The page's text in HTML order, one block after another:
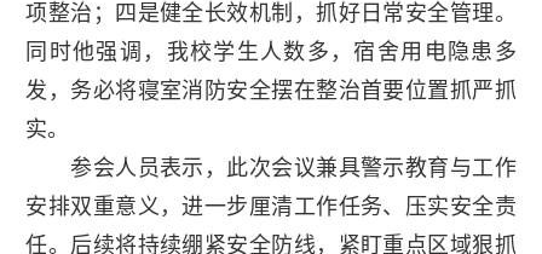
项整治；四是健全长效机制，抓好日常安全管理。
同时他强调，我校学生人数多，宿舍用电隐患多
发，务必将寝室消防安全摆在整治首要位置抓严抓
实。
参会人员表示，此次会议兼具警示教育与工作
安排双重意义，进一步厘清工作任务、压实安全责
任。后续将持续绷紧安全防线，紧盯重点区域狠抓